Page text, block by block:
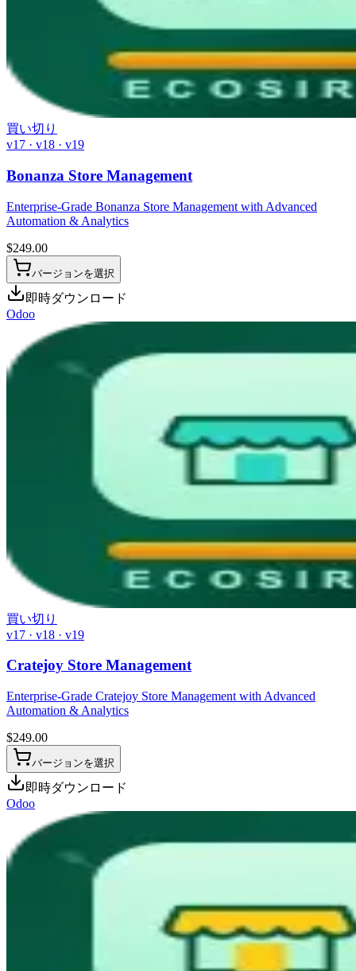
買い切り
v17 · v18 · v19
Bonanza Store Management
Enterprise-Grade Bonanza Store Management with Advanced
Automation & Analytics
$249.00
バージョンを選択
即時ダウンロード
Odoo
買い切り
v17 · v18 · v19
Cratejoy Store Management
Enterprise-Grade Cratejoy Store Management with Advanced
Automation & Analytics
$249.00
バージョンを選択
即時ダウンロード
Odoo